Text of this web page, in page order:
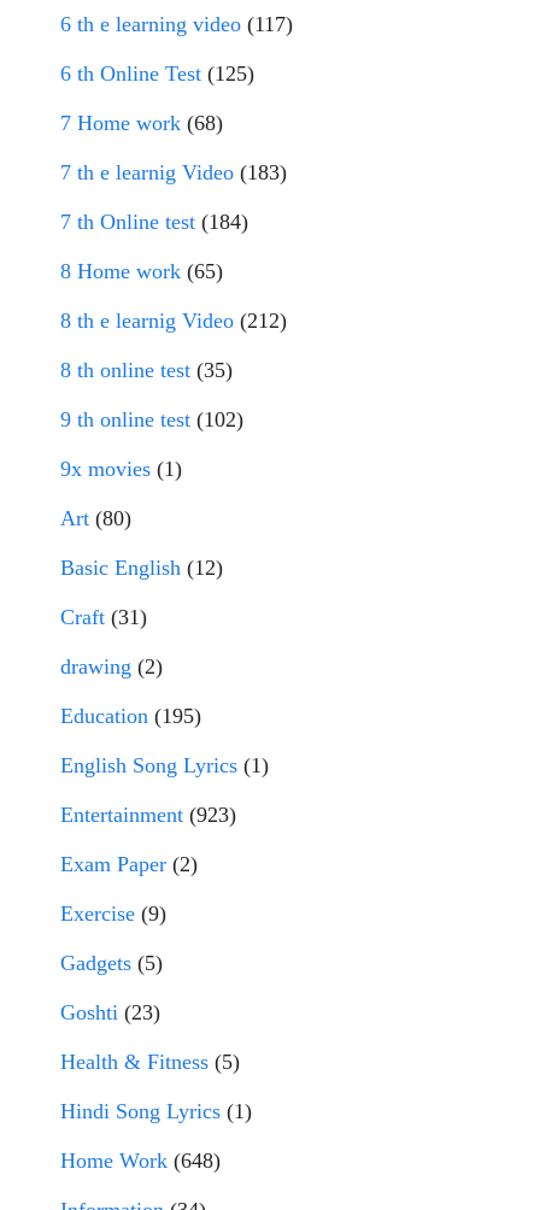
6 th e learning video (117)
6 th Online Test (125)
7 Home work (68)
7 th e learnig Video (183)
7 th Online test (184)
8 Home work (65)
8 th e learnig Video (212)
8 th online test (35)
9 th online test (102)
9x movies (1)
Art (80)
Basic English (12)
Craft (31)
drawing (2)
Education (195)
English Song Lyrics (1)
Entertainment (923)
Exam Paper (2)
Exercise (9)
Gadgets (5)
Goshti (23)
Health & Fitness (5)
Hindi Song Lyrics (1)
Home Work (648)